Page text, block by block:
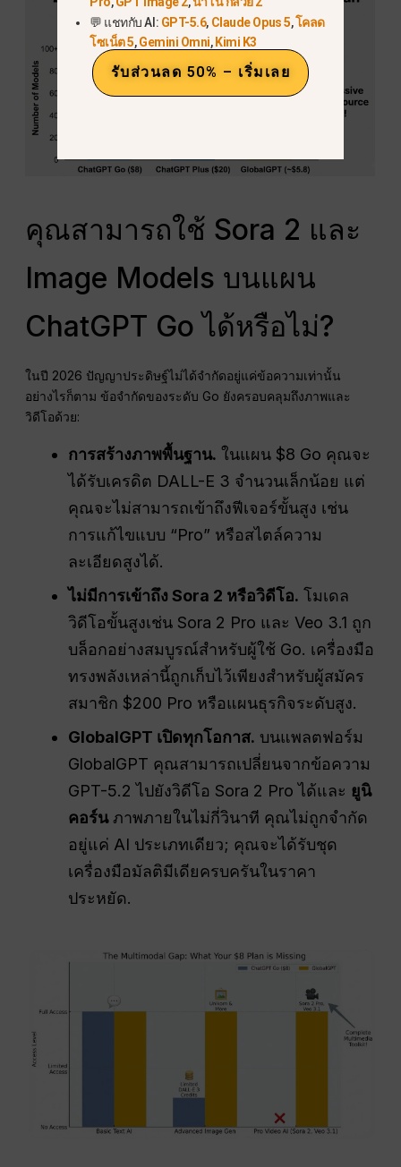
คุณสามารถใช้ Sora 2 และ
Image Models บนแผน
ChatGPT Go ได้หรือไม่?
ในปี 2026 ปัญญาประดิษฐ์ไม่ได้จำกัดอยู่แค่ข้อความเท่านั้น
อย่างไรก็ตาม ข้อจำกัดของระดับ Go ยังครอบคลุมถึงภาพและ
วิดีโอด้วย:
การสร้างภาพพื้นฐาน. ในแผน $8 Go คุณจะ
ได้รับเครดิต DALL-E 3 จำนวนเล็กน้อย แต่
คุณจะไม่สามารถเข้าถึงฟีเจอร์ขั้นสูง เช่น
การแก้ไขแบบ “Pro” หรือสไตล์ความ
ละเอียดสูงได้.
ไม่มีการเข้าถึง Sora 2 หรือวิดีโอ. โมเดล
วิดีโอขั้นสูงเช่น Sora 2 Pro และ Veo 3.1 ถูก
บล็อกอย่างสมบูรณ์สำหรับผู้ใช้ Go. เครื่องมือ
ทรงพลังเหล่านี้ถูกเก็บไว้เพียงสำหรับผู้สมัคร
สมาชิก $200 Pro หรือแผนธุรกิจระดับสูง.
GlobalGPT เปิดทุกโอกาส. บนแพลตฟอร์ม
GlobalGPT คุณสามารถเปลี่ยนจากข้อความ
GPT-5.2 ไปยังวิดีโอ Sora 2 Pro ได้และ ยูนิ
คอร์นภาพภายในไม่กี่วินาที คุณไม่ถูกจำกัด
อยู่แค่ AI ประเภทเดียว; คุณจะได้รับชุด
เครื่องมือมัลติมีเดียครบครันในราคา
ประหยัด.
💬 แชทกับ AI: GPT-5.6, Claude Opus 5,โคลด
โซเน็ต 5,Gemini Omni,Kimi K3
รับส่วนลด 50% – เริ่มเลย